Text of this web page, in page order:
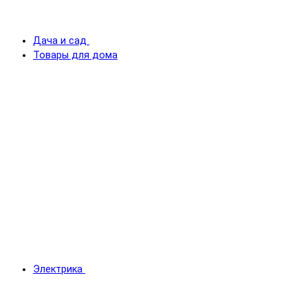
Дача и сад
Товары для дома
Электрика